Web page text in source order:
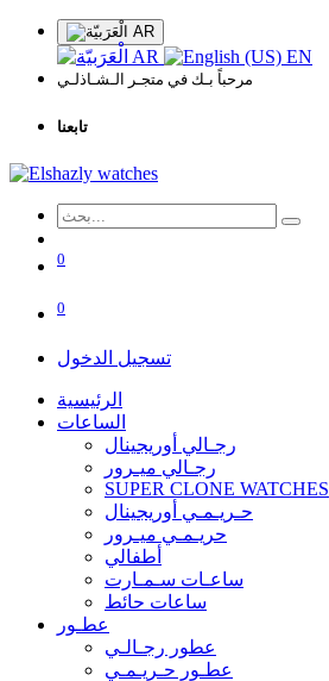
AR
AR EN
مرحباً بـك في متجـر الـشـاذلـي
تابعنا
0
0
تسجيل الدخول
الرئيسية
الساعات
رجـالي أوريجينال
رجـالي ميـرور
SUPER CLONE WATCHES
حـريـمـي أوريجينال
حريـمـي ميـرور
أطفالي
ساعـات سـمـارت
ساعات حائط
عطـور
عطور رجـالـي
عطـور حـريـمـي